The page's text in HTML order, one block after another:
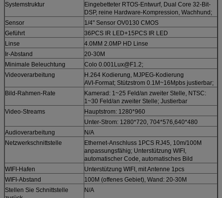
Systemstruktur
Eingebetteter RTOS-Entwurf, Dual Core 32-Bit-
DSP, reine Hardware-Kompression, Wachhund;
Sensor
1/4" Sensor OV0130 CMOS
Geführt
36PCS IR LED+15PCS IR LED
Linse
4.0MM 2.0MP HD Linse
Ir-Abstand
20-30M
Minimale Beleuchtung
Colo 0.001Lux@F1.2;
Videoverarbeitung
H.264 Kodierung, MJPEG-Kodierung
AVI-Format; Stützstrom 0.1M~16Mpbs justierbar;
Bild-Rahmen-Rate
Kamerad: 1~25 Feld/an zweiter Stelle, NTSC:
1~30 Feld/an zweiter Stelle; Justierbar
Video-Streams
Hauptstrom: 1280*960
Unter-Strom: 1280*720, 704*576,640*480
Audioverarbeitung
N/A
Netzwerkschnittstelle
Ethernet-Anschluss 1PCS RJ45, 10m/100M
anpassungsfähig; Unterstützung WIFI,
automatischer Code, automatisches Bild
WIFI-Hafen
Unterstützung WIFI, mit Antenne 1pcs
WIFI-Abstand
100M (offenes Gebiet), Wand: 20-30M
Stellen Sie Schnittstelle
N/A